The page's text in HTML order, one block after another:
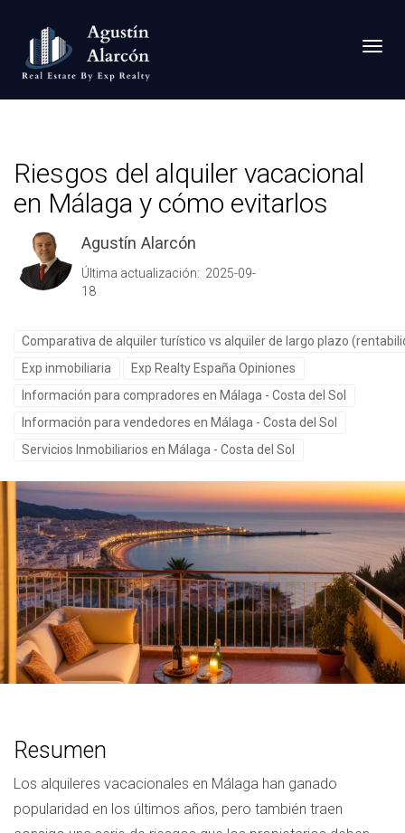
Riesgos del alquiler vacacional
en Málaga y cómo evitarlos
Agustín Alarcón
Última actualización: 2025-09-
18
Comparativa de alquiler turístico vs alquiler de largo plazo
Exp inmobiliaria
Exp Realty España Opiniones
Información para compradores en Málaga - Costa del Sol
Información para vendedores en Málaga - Costa del Sol
Servicios Inmobiliarios en Málaga - Costa del Sol
Resumen
Los alquileres vacacionales en Málaga han ganado
popularidad en los últimos años, pero también traen